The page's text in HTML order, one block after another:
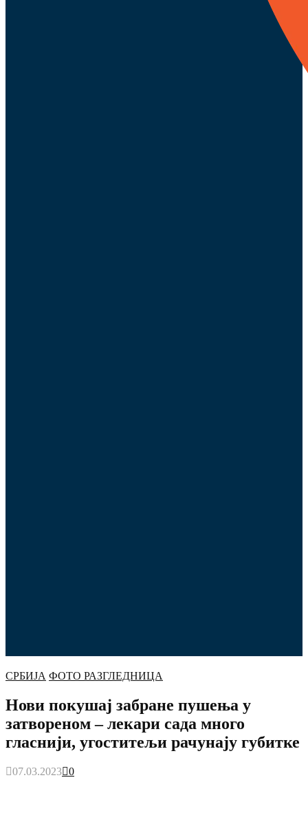
СРБИЈА ФОТО РАЗГЛЕДНИЦА
Нови покушај забране пушења у
затвореном – лекари сада много
гласнији, угоститељи рачунају губитке
07.03.2023 0